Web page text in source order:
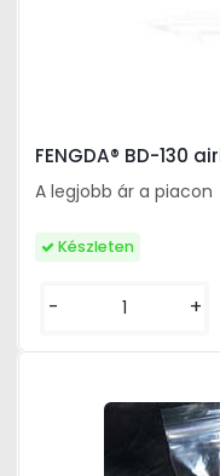
FENGDA® BD-130
A legjobb ár a piacon
Készleten
- +